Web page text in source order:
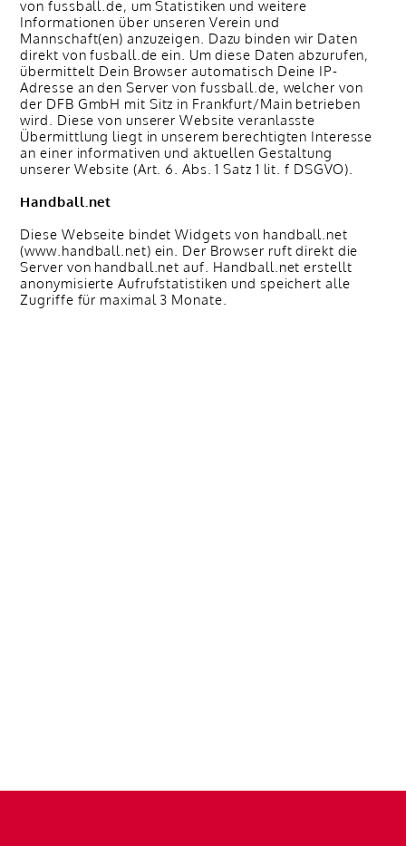
von fussball.de, um Statistiken und weitere
Informationen über unseren Verein und
Mannschaft(en) anzuzeigen. Dazu binden wir Daten
direkt von fusball.de ein. Um diese Daten abzurufen,
übermittelt Dein Browser automatisch Deine IP-
Adresse an den Server von fussball.de, welcher von
der DFB GmbH mit Sitz in Frankfurt/Main betrieben
wird. Diese von unserer Website veranlasste
Übermittlung liegt in unserem berechtigten Interesse
an einer informativen und aktuellen Gestaltung
unserer Website (Art. 6. Abs. 1 Satz 1 lit. f DSGVO).
Handball.net
Diese Webseite bindet Widgets von handball.net
(www.handball.net) ein. Der Browser ruft direkt die
Server von handball.net auf. Handball.net erstellt
anonymisierte Aufrufstatistiken und speichert alle
Zugriffe für maximal 3 Monate.